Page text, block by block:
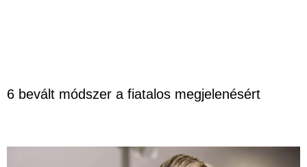
6 bevált módszer a fiatalos megjelenésért